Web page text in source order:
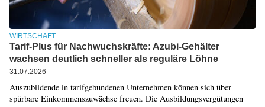
WIRTSCHAFT
Tarif-Plus für Nachwuchskräfte: Azubi-Gehälter
wachsen deutlich schneller als reguläre Löhne
31.07.2026
Auszubildende in tarifgebundenen Unternehmen können sich über
spürbare Einkommenszuwächse freuen. Die Ausbildungsvergütungen